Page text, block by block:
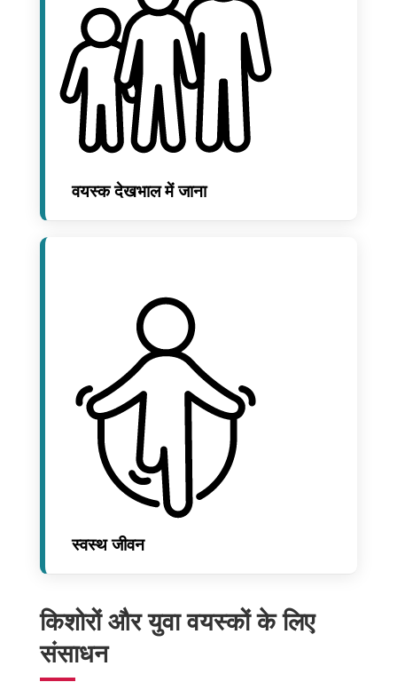
वयस्क देखभाल में जाना
स्वस्थ जीवन
किशोरों और युवा वयस्कों के लिए
संसाधन